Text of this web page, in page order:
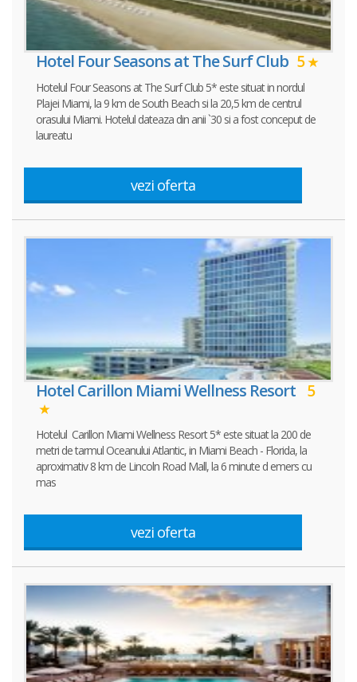
Hotel Four Seasons at The Surf Club 5
Hotelul Four Seasons at The Surf Club 5* este situat in nordul
Plajei Miami, la 9 km de South Beach si la 20,5 km de centrul
orasului Miami. Hotelul dateaza din anii `30 si a fost conceput de
laureatu
vezi oferta
Hotel Carillon Miami Wellness Resort 5
Hotelul Carillon Miami Wellness Resort 5* este situat la 200 de
metri de tarmul Oceanului Atlantic, in Miami Beach - Florida, la
aproximativ 8 km de Lincoln Road Mall, la 6 minute d emers cu
mas
vezi oferta